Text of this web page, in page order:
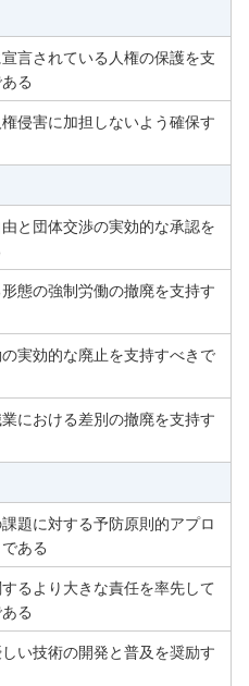
言されている人権の保護を支
る
侵害に加担しないよう確保す
と団体交渉の実効的な承認を
態の強制労働の撤廃を支持す
実効的な廃止を支持すべきで
における差別の撤廃を支持す
題に対する予防原則的アプロ
ある
るより大きな責任を率先して
る
い技術の開発と普及を奨励す